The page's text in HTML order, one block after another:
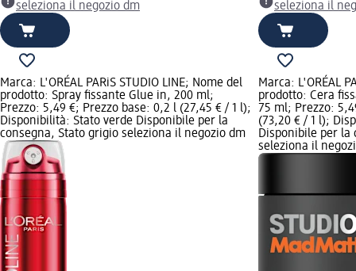
seleziona il negozio dm
seleziona il
Marca: L'ORÉAL PARiS STUDIO LINE; Nome del
prodotto: Spray fissante Glue in, 200 ml;
Prezzo: 5,49 €; Prezzo base: 0,2 l (27,45 € / 1 l);
Disponibilità: Stato verde Disponibile per la
consegna, Stato grigio seleziona il negozio dm
Marca: L'ORÉAL
prodotto: Cera
75 ml; Prezzo:
(73,20 € / 1 l);
Disponibile per la
seleziona il